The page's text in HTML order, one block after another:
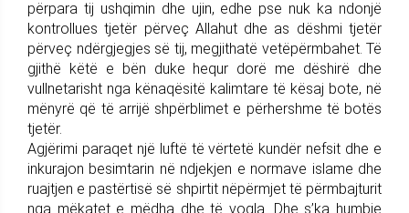
përpara tij ushqimin dhe ujin, edhe pse nuk ka ndonjë
kontrollues tjetër përveç Allahut dhe as dëshmi tjetër
përveç ndërgjegjes së tij, megjithatë vetëpërmbahet. Të
gjithë këtë e bën duke hequr dorë me dëshirë dhe
vullnetarisht nga kënaqësitë kalimtare të kësaj bote, në
mënyrë që të arrijë shpërblimet e përhershme të botës
tjetër.
Agjërimi paraqet një luftë të vërtetë kundër nefsit dhe e
inkurajon besimtarin në ndjekjen e normave islame dhe
ruajtjen e pastërtisë së shpirtit nëpërmjet të përmbajturit
nga mëkatet e mëdha dhe të vogla. Dhe s’ka humbje